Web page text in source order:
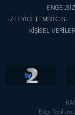
İZLEYİCİ TEMSİLCİSİ
KİŞİSEL
Bilgi